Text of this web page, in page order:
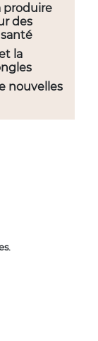
produire
des
la
nouvelles